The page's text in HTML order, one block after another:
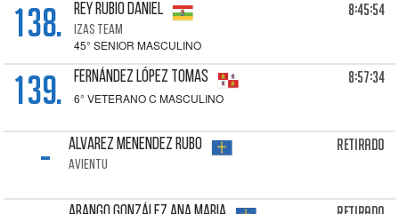
138. REY RUBIO Daniel
IZAS TEAM
45° SENIOR MASCULINO
8:45:54
139. FERNÁNDEZ LÓPEZ Tomas
6° VETERANO C MASCULINO
8:57:34
- ALVAREZ MENENDEZ Rubo
AVIENTU
Retirado